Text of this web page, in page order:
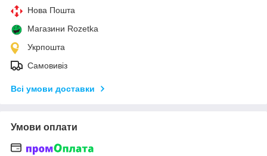
Нова Пошта
Магазини Rozetka
Укрпошта
Самовивіз
Всі умови доставки
Умови оплати